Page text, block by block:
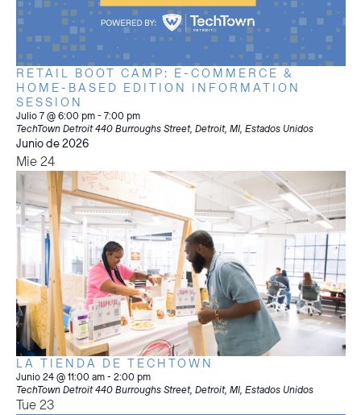
RETAIL BOOT CAMP: E-COMMERCE &
HOME-BASED EDITION INFORMATION
SESSION
Julio 7 @ 6:00 pm- 7:00 pm
TechTown Detroit 440 Burroughs Street, Detroit, MI, Estados Unidos
Junio de 2026
Mie 24
LA TIENDA DE TECHTOWN
Junio 24 @ 11:00 am- 2:00 pm
TechTown Detroit 440 Burroughs Street, Detroit, MI, Estados Unidos
Tue23